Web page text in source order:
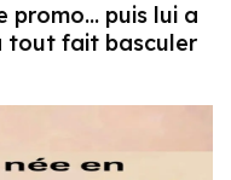
promo… puis lui a
tout fait basculer